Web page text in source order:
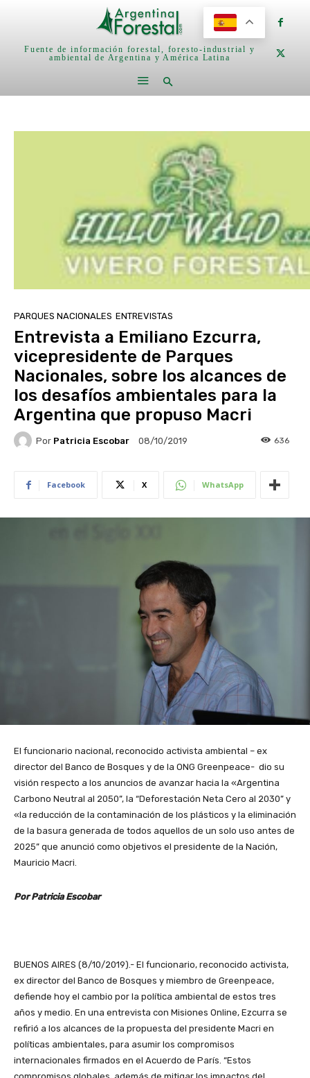
Fuente de información forestal, foresto-industrial y
ambiental de Argentina y América Latina
PARQUES NACIONALES ENTREVISTAS
Entrevista a Emiliano Ezcurra,
vicepresidente de Parques
Nacionales, sobre los alcances de
los desafíos ambientales para la
Argentina que propuso Macri
Por Patricia Escobar 08/10/2019 636
Facebook X WhatsApp
El funcionario nacional, reconocido activista ambiental – ex
director del Banco de Bosques y de la ONG Greenpeace- dio su
visión respecto a los anuncios de avanzar hacia la «Argentina
Carbono Neutral al 2050”, la “Deforestación Neta Cero al 2030” y
«la reducción de la contaminación de los plásticos y la eliminación
de la basura generada de todos aquellos de un solo uso antes de
2025” que anunció como objetivos el presidente de la Nación,
Mauricio Macri.
Por Patricia Escobar
BUENOS AIRES (8/10/2019).- El funcionario, reconocido activista,
ex director del Banco de Bosques y miembro de Greenpeace,
defiende hoy el cambio por la política ambiental de estos tres
años y medio. En una entrevista con Misiones Online, Ezcurra se
refirió a los alcances de la propuesta del presidente Macri en
políticas ambientales, para asumir los compromisos
internacionales firmados en el Acuerdo de París. “Estos